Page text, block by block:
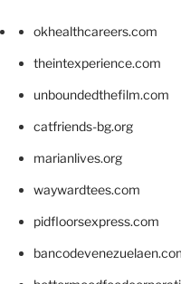
okhealthcareers.com
theintexperience.com
unboundedthefilm.com
catfriends-bg.org
marianlives.org
waywardtees.com
pidfloorsexpress.com